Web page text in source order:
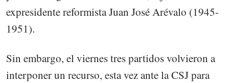
expresidente reformista Juan José Arévalo (1945-
1951).
Sin embargo, el viernes tres partidos volvieron a
interponer un recurso, esta vez ante la CSJ para